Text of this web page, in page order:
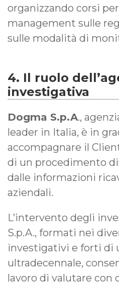
organizzando corsi
management sulle
sulle modalità di
4. Il ruolo
investigativa
Dogma S.p.A.,
leader in Italia, è in
accompagnare il
di un procedimento
dalle informazioni
aziendali.
L’intervento degli
S.p.A., formati nei
investigativi e forti di
ultradecennale,
lavoro di valutare con